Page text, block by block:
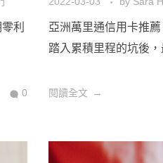
利
0
亞洲萬里通信用卡推
踏入累積里程的坑後
閱讀全文